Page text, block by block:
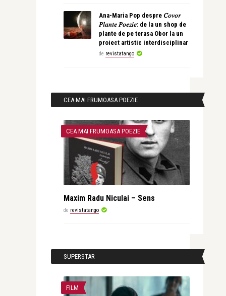
Ana-Maria Pop despre 𝐶𝑜𝑣𝑜𝑟
𝑃𝑙𝑎𝑛𝑡𝑒 𝑃𝑜𝑒𝑧𝑖𝑒: de la un shop de
plante de pe terasa Obor la un
proiect artistic interdisciplinar
de revistatango
CEA MAI FRUMOASA POEZIE
CEA MAI FRUMOASA POEZIE
Maxim Radu Niculai – Sens
de revistatango
SUPERSTAR
FILM